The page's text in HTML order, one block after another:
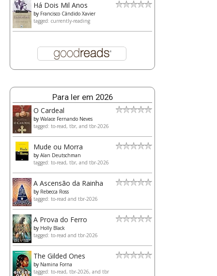
Há Dois Mil Anos
by Francisco Cândido Xavier
tagged: currently-reading
Para ler em 2026
O Cardeal
by Walace Fernando Neves
tagged: to-read, tbr, and tbr-2026
Mude ou Morra
by Alan Deutschman
tagged: to-read, tbr, and tbr-2026
A Ascensão da Rainha
by Rebecca Ross
tagged: to-read and tbr-2026
A Prova do Ferro
by Holly Black
tagged: to-read and tbr-2026
The Gilded Ones
by Namina Forna
tagged: to-read, tbr-2026, and tbr